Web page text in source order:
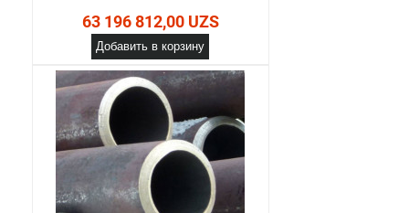
63 196 812,00 UZS
Добавить в корзину